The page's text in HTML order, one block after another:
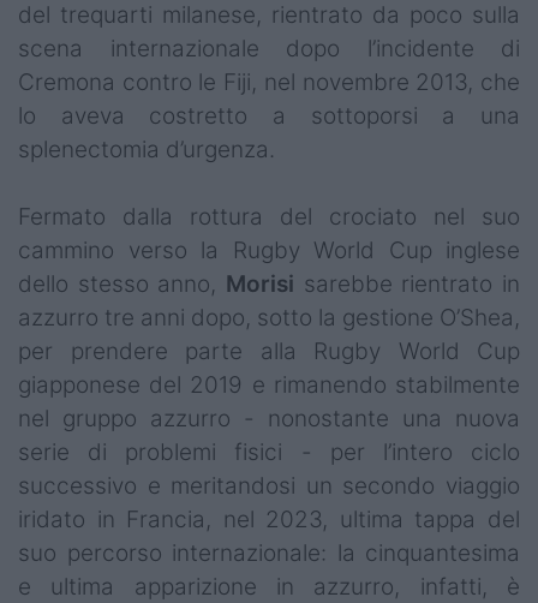
del trequarti milanese, rientrato da poco sulla
scena internazionale dopo l’incidente di
Cremona contro le Fiji, nel novembre 2013, che
lo aveva costretto a sottoporsi a una
splenectomia d’urgenza.
Fermato dalla rottura del crociato nel suo
cammino verso la Rugby World Cup inglese
dello stesso anno, Morisi sarebbe rientrato in
azzurro tre anni dopo, sotto la gestione O’Shea,
per prendere parte alla Rugby World Cup
giapponese del 2019 e rimanendo stabilmente
nel gruppo azzurro - nonostante una nuova
serie di problemi fisici - per l’intero ciclo
successivo e meritandosi un secondo viaggio
iridato in Francia, nel 2023, ultima tappa del
suo percorso internazionale: la cinquantesima
e ultima apparizione in azzurro, infatti, è